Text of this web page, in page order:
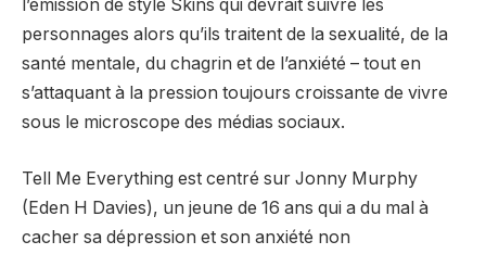
l’émission de style Skins qui devrait suivre les
personnages alors qu’ils traitent de la sexualité, de la
santé mentale, du chagrin et de l’anxiété – tout en
s’attaquant à la pression toujours croissante de vivre
sous le microscope des médias sociaux.
Tell Me Everything est centré sur Jonny Murphy
(Eden H Davies), un jeune de 16 ans qui a du mal à
cacher sa dépression et son anxiété non